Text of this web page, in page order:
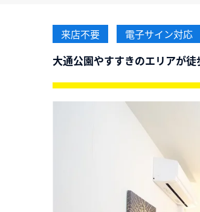
来店不要 電子サイン対応
大通公園やすすきのエリアが